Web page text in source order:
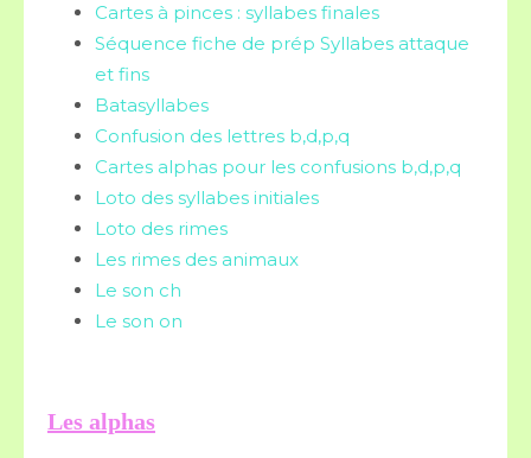
Cartes à pinces : syllabes finales
Séquence fiche de prép Syllabes attaque
et fins
Batasyllabes
Confusion des lettres b,d,p,q
Cartes alphas pour les confusions b,d,p,q
Loto des syllabes initiales
Loto des rimes
Les rimes des animaux
Le son ch
Le son on
Les alphas